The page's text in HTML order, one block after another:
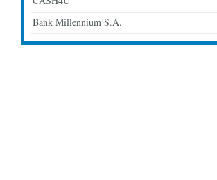
Bank Millennium S.A.